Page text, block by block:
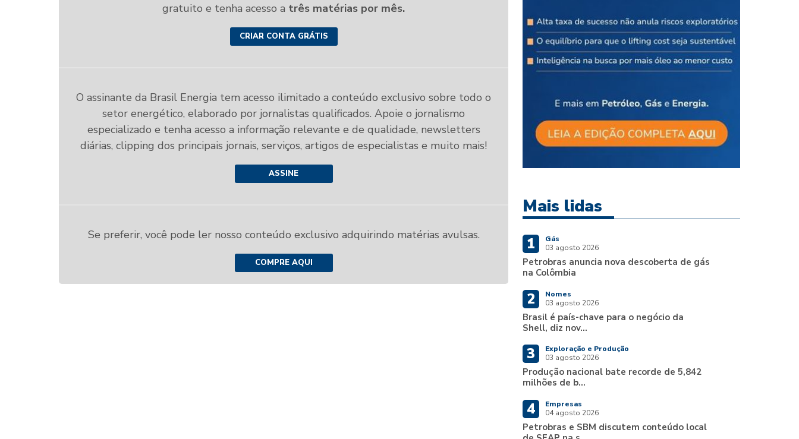
gratuito e tenha acesso a três matérias por mês.
CRIAR CONTA GRÁTIS
O assinante da Brasil Energia tem acesso ilimitado a conteúdo exclusivo sobre todo o
setor energético, elaborado por jornalistas qualificados. Apoie o jornalismo
especializado e tenha acesso a informação relevante e de qualidade, newsletters
diárias, clipping dos principais jornais, serviços, artigos de especialistas e muito mais!
ASSINE
Se preferir, você pode ler nosso conteúdo exclusivo adquirindo matérias avulsas.
COMPRE AQUI
Mais lidas
1
Gás
03 agosto 2026
Petrobras anuncia nova descoberta de gás
na Colômbia
2
Nomes
03 agosto 2026
Brasil é país-chave para o negócio da
Shell, diz nov...
3
Exploração e Produção
03 agosto 2026
Produção nacional bate recorde de 5,842
milhões de b...
4
Empresas
04 agosto 2026
Petrobras e SBM discutem conteúdo local